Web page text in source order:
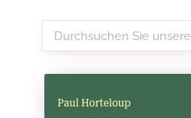
Durchsuchen
Sie